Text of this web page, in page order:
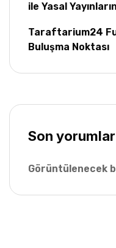
ile Yasal
Taraftarium24
Buluşma Noktası
Son yorumlar
Görüntülenecek